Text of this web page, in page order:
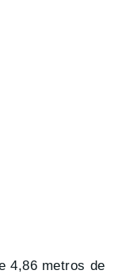
4,86 metros de